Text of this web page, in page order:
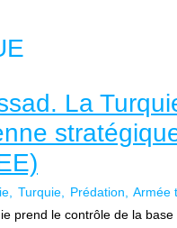
La
Turquie Prédation
Armée
prend le contrôle de la base